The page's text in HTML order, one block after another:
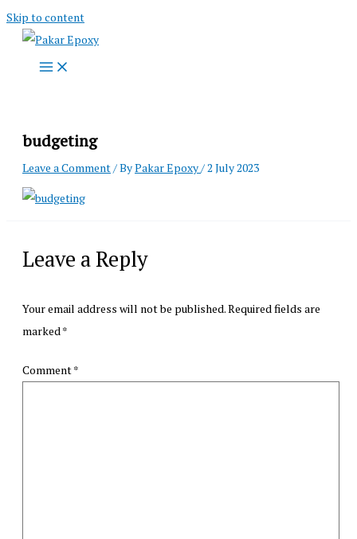
Skip to content
budgeting
Leave a Comment/ ByPakar Epoxy/2 July 2023
Leave a Reply
Your email address will not be published.Required fields are
marked *
Comment*